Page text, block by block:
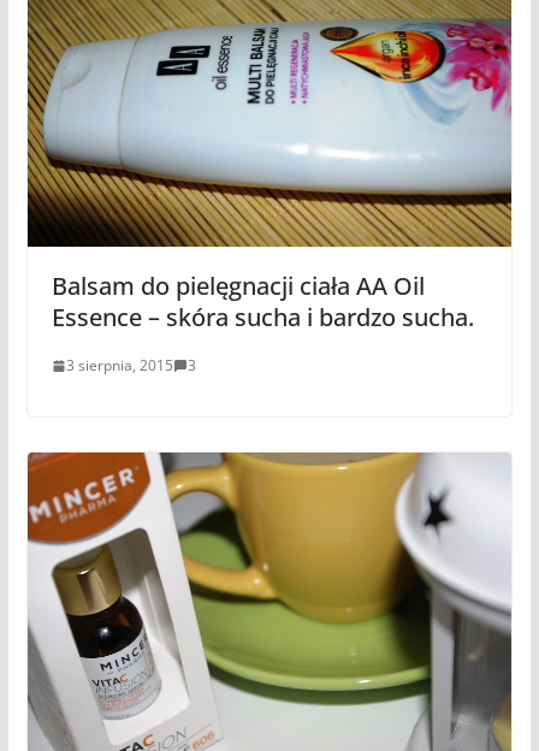
Balsam do pielęgnacji ciała AA Oil
Essence – skóra sucha i bardzo sucha.
3 sierpnia, 2015 3